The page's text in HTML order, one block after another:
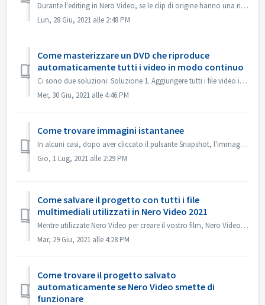
Durante l'editing in Nero Video, se le clip di origine hanno una risoluzione di 4K o superiore e si desidera che il file di output sia anch'esso in ...
Lun, 28 Giu, 2021 alle 2:48 PM
Come masterizzare un DVD che riproduce
automaticamente tutti i video in modo continuo
Ci sono due soluzioni: Soluzione 1. Aggiungere tutti i file video in un titolo. Nella schermata di editing, importare tutti i file video che si desidera au...
Mer, 30 Giu, 2021 alle 4:46 PM
Come trovare immagini istantanee
In alcuni casi, dopo aver cliccato il pulsante Snapshot, l'immagine istantanea non viene mostrata in My Media. Puoi trovare l'immagine nel modo segu...
Gio, 1 Lug, 2021 alle 2:29 PM
Come salvare il progetto con tutti i file
multimediali utilizzati in Nero Video 2021
Mentre utilizzate Nero Video per creare il vostro film, Nero Video può importare i vostri file multimediali come Video, Musica o Immagini da diverse cartell...
Mar, 29 Giu, 2021 alle 4:28 PM
Come trovare il progetto salvato
automaticamente se Nero Video smette di
funzionare